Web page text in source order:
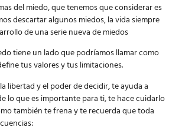
del miedo, que tenemos que considerar es
descartar algunos miedos, la vida siempre
de una serie nueva de miedos
tiene un lado que podríamos llamar como
tus valores y tus limitaciones.
libertad y el poder de decidir, te ayuda a
lo que es importante para ti, te hace cuidarlo
también te frena y te recuerda que toda